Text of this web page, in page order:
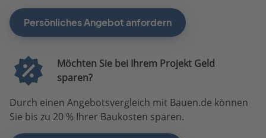
Persönliches Angebot anfordern
Möchten Sie bei Ihrem Projekt Geld
sparen?
Durch einen Angebotsvergleich mit Bauen.de können
Sie bis zu 20 % Ihrer Baukosten sparen.